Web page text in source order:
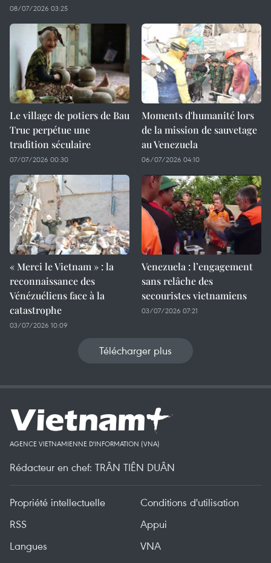
08/07/2026 03:25
Le village de potiers de Bau
Truc perpétue une
tradition séculaire
07/07/2026 00:30
Moments d'humanité lors
de la mission de sauvetage
au Venezuela
06/07/2026 04:10
« Merci le Vietnam » : la
reconnaissance des
Vénézuéliens face à la
catastrophe
03/07/2026 10:09
Venezuela : l’engagement
sans relâche des
secouristes vietnamiens
03/07/2026 07:21
Télécharger plus
AGENCE VIETNAMIENNE D'INFORMATION (VNA)
Rédacteur en chef: TRÂN TIÊN DUÂN
Propriété intellectuelle
Conditions d'utilisation
RSS
Appui
Langues
VNA